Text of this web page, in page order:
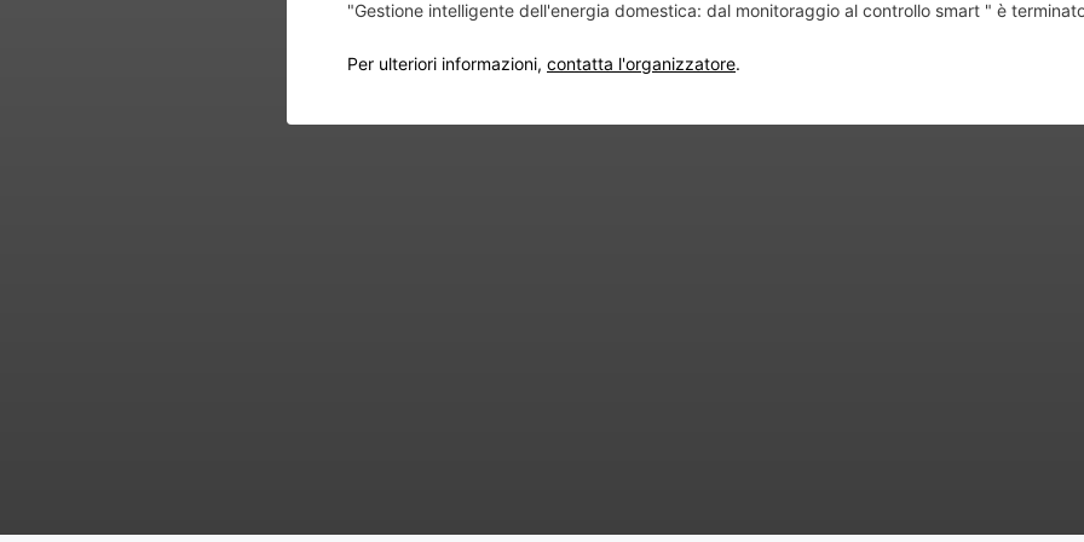
"Gestione intelligente dell'energia domestica: dal monitoraggio al controllo smart " è
Per ulteriori informazioni, contatta l'organizzatore.